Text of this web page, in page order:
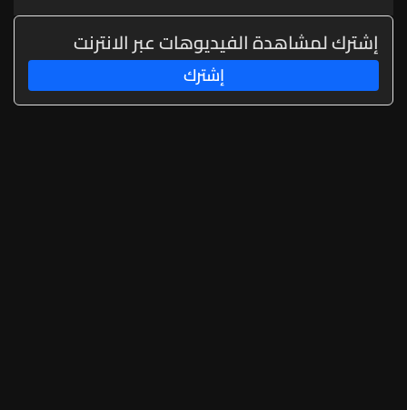
إشترك لمشاهدة الفيديوهات عبر الانترنت
إشترك